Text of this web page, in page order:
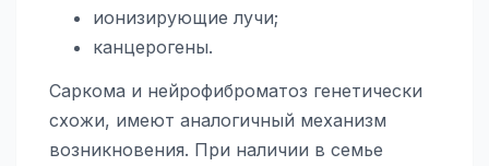
ионизирующие лучи;
канцерогены.
Саркома и нейрофиброматоз генетически
схожи, имеют аналогичный механизм
возникновения. При наличии в семье